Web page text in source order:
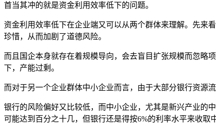
首当其冲的就是资金利用效率低下的问题。
资金利用效率低下在企业端又可以从两个群体来理解。先来
珍惜，从而加剧了道德风险。
而且国企本身就存在着规模导向，会去盲目扩张规模而忽略
下，产能过剩。
而对于另一个企业群体中小企业而言，由于大部分银行资源
银行的风险偏好又比较低，而中小企业，尤其是新兴产业的
可能达到百分之十几，但银行还是得按6%的利率水平来收